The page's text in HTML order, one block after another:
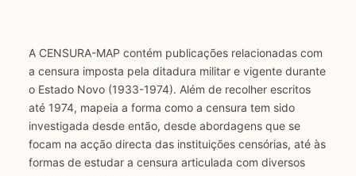
A CENSURA-MAP contém publicações relacionadas com
a censura imposta pela ditadura militar e vigente durante
o Estado Novo (1933-1974). Além de recolher escritos
até 1974, mapeia a forma como a censura tem sido
investigada desde então, desde abordagens que se
focam na acção directa das instituições censórias, até às
formas de estudar a censura articulada com diversos